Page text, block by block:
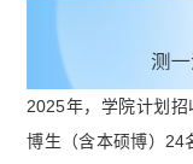
2025年，学院计划
博生（含本硕博）24